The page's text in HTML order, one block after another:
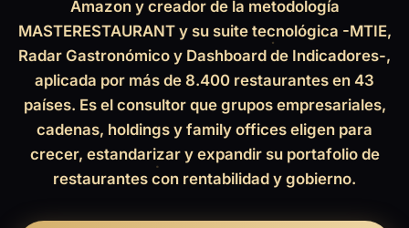
Amazon y creador de la metodología
MASTERESTAURANT y su suite tecnológica -MTIE,
Radar Gastronómico y Dashboard de Indicadores-,
aplicada por más de 8.400 restaurantes en 43
países. Es el consultor que grupos empresariales,
cadenas, holdings y family offices eligen para
crecer, estandarizar y expandir su portafolio de
restaurantes con rentabilidad y gobierno.